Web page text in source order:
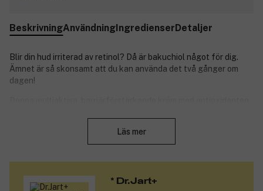
BeskrivningAnvändning Ingredienser Detaljer
Blir din hud irriterad av retinol? Då är bakuchiol något för dig.
Ämnet är så skonsamt att du kan använda det två gånger om
dagen!
hela dagen och efterlämnar en fast hud med mer elasticitet och
mindre synliga linjer. Dermatologiskt testad och lämplig för
känslig hud.
Läs mer
* Dr.Jart+